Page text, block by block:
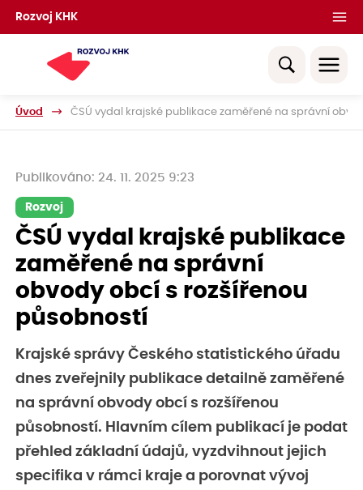
Rozvoj KHK
Úvod ČSÚ vydal krajské publikace zaměřené na správní
Publikováno: 24. 11. 2025 9:23
Rozvoj
ČSÚ vydal krajské publikace
zaměřené na správní
obvody obcí s rozšířenou
působností
Krajské správy Českého statistického úřadu
dnes zveřejnily publikace detailně zaměřené
na správní obvody obcí s rozšířenou
působností. Hlavním cílem publikací je podat
přehled základní údajů, vyzdvihnout jejich
specifika v rámci kraje a porovnat vývoj